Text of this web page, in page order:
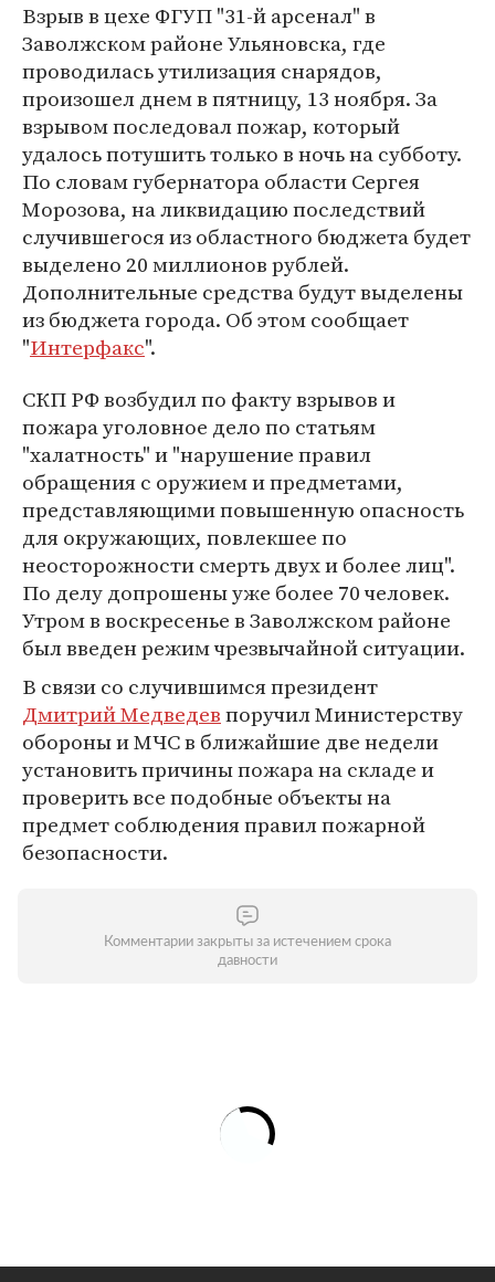
Взрыв в цехе ФГУП "31-й арсенал" в
Заволжском районе Ульяновска, где
проводилась утилизация снарядов,
произошел днем в пятницу, 13 ноября. За
взрывом последовал пожар, который
удалось потушить только в ночь на субботу.
По словам губернатора области Сергея
Морозова, на ликвидацию последствий
случившегося из областного бюджета будет
выделено 20 миллионов рублей.
Дополнительные средства будут выделены
из бюджета города. Об этом сообщает
"Интерфакс".
СКП РФ возбудил по факту взрывов и
пожара уголовное дело по статьям
"халатность" и "нарушение правил
обращения с оружием и предметами,
представляющими повышенную опасность
для окружающих, повлекшее по
неосторожности смерть двух и более лиц".
По делу допрошены уже более 70 человек.
Утром в воскресенье в Заволжском районе
был введен режим чрезвычайной ситуации.
В связи со случившимся президент
Дмитрий Медведевпоручил Министерству
обороны и МЧС в ближайшие две недели
установить причины пожара на складе и
проверить все подобные объекты на
предмет соблюдения правил пожарной
безопасности.
Комментарии закрыты за истечением срока
давности